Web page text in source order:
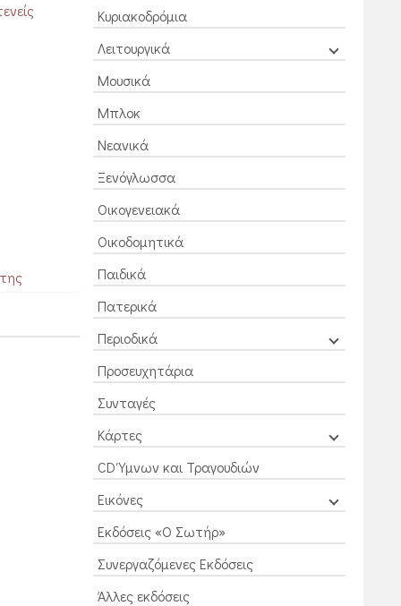
Κυριακοδρόμια
Λειτουργικά
Μουσικά
Μπλοκ
Νεανικά
Ξενόγλωσσα
Οικογενειακά
Οικοδομητικά
Παιδικά
Πατερικά
Περιοδικά
Προσευχητάρια
Συνταγές
Κάρτες
CD Ύμνων και Τραγουδιών
Εικόνες
Εκδόσεις «Ο Σωτήρ»
Συνεργαζόμενες Εκδόσεις
Άλλες εκδόσεις